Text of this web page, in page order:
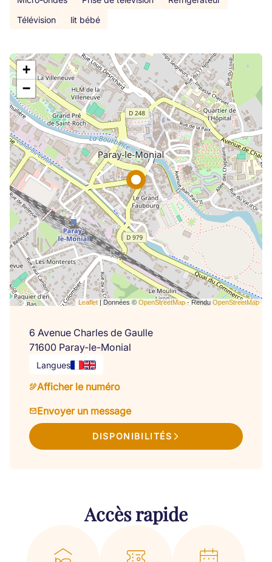
Télévision
lit bébé
+
−
Leaflet | Données © OpenStreetMap- Rendu OpenStreetMap
6 Avenue Charles de Gaulle
71600 Paray-le-Monial
Langues
Afficher le numéro
Envoyer un message
DISPONIBILITÉS
Accès rapide